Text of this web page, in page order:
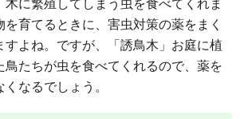
育てるときに、害虫対策の薬をまく
よね。ですが、「誘鳥木」お庭に植
鳥たちが虫を食べてくれるので、薬を
なるでしょう。